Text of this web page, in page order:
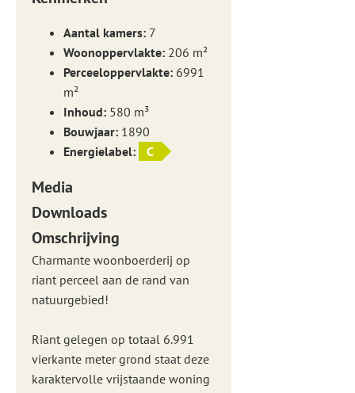
Aantal kamers: 7
Woonoppervlakte: 206 m²
Perceeloppervlakte: 6991
m²
Inhoud: 580 m³
Bouwjaar: 1890
Energielabel:
C
Media
Downloads
Omschrijving
Charmante woonboerderij op
riant perceel aan de rand van
natuurgebied!
Riant gelegen op totaal 6.991
vierkante meter grond staat deze
karaktervolle vrijstaande woning